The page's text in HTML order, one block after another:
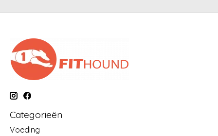
Categorieën
Voeding